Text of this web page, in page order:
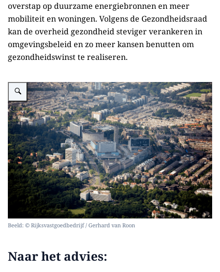
overstap op duurzame energiebronnen en meer
mobiliteit en woningen. Volgens de Gezondheidsraad
kan de overheid gezondheid steviger verankeren in
omgevingsbeleid en zo meer kansen benutten om
gezondheidswinst te realiseren.
Vergroot afbeelding Omgeving
Beeld: © Rijksvastgoedbedrijf / Gerhard van Roon
Naar het advies: